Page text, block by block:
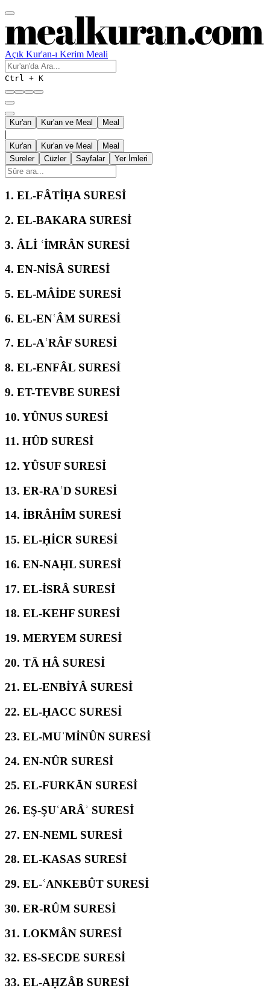
Açık Kur'an-ı Kerim Meali
Ctrl + K
Kur'an Kur'an ve Meal Meal
|
Kur'an Kur'an ve Meal
Meal
Sureler
Cüzler Sayfalar Yer İmleri
1. EL-FÂTİḤA SURESİ
2. EL-BAKARA SURESİ
3. ÂLİ ʿİMRÂN SURESİ
4. EN-NİSÂ SURESİ
5. EL-MÂİDE SURESİ
6. EL-ENʿÂM SURESİ
7. EL-AʿRÂF SURESİ
8. EL-ENFÂL SURESİ
9. ET-TEVBE SURESİ
10. YÛNUS SURESİ
11. HÛD SURESİ
12. YÛSUF SURESİ
13. ER-RAʿD SURESİ
14. İBRÂHÎM SURESİ
15. EL-ḤİCR SURESİ
16. EN-NAḤL SURESİ
17. EL-İSRÂ SURESİ
18. EL-KEHF SURESİ
19. MERYEM SURESİ
20. TĀ HÂ SURESİ
21. EL-ENBİYÂ SURESİ
22. EL-ḤACC SURESİ
23. EL-MUʾMİNÛN SURESİ
24. EN-NÛR SURESİ
25. EL-FURKĀN SURESİ
26. EŞ-ŞUʿARÂʾ SURESİ
27. EN-NEML SURESİ
28. EL-KASAS SURESİ
29. EL-ʿANKEBÛT SURESİ
30. ER-RÛM SURESİ
31. LOKMÂN SURESİ
32. ES-SECDE SURESİ
33. EL-AḤZÂB SURESİ